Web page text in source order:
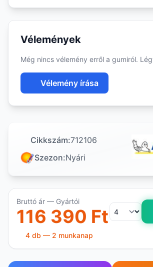
Vélemények
Még nincs vélemény erről a gumiról.
Vélemény írása
Cikkszám:712106
Szezon:Nyári
Bruttó ár — Gyártói
116 390 Ft
4 db — 2 munkanap